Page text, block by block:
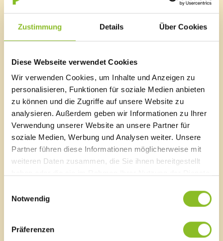
Zustimmung Details Über Cookies
Diese Webseite verwendet Cookies
Wir verwenden Cookies, um Inhalte und Anzeigen zu
personalisieren, Funktionen für soziale Medien anbieten
zu können und die Zugriffe auf unsere Website zu
analysieren. Außerdem geben wir Informationen zu Ihrer
Verwendung unserer Website an unsere Partner für
soziale Medien, Werbung und Analysen weiter. Unsere
Partner führen diese Informationen möglicherweise mit
weiteren Daten zusammen, die Sie ihnen bereitgestellt
Notwendig
Präferenzen
Marktgemeinde Frastanz
Sägenplatz 1
A-6820 Frastanz, Österreich
Lageplan
T0043 5522 51534-0
F 0043 5522 51534-6
E-Mail an das Gemeindeamt
Schnellzugriff
Blackout
Bürgermeldungen
Veranstaltungskalender